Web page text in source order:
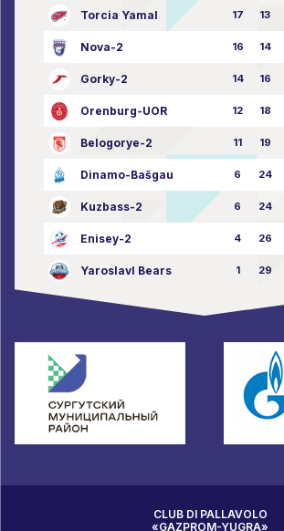
Torcia Yamal 17 13
Nova-2 16 14
Gorky-2 14 16
Orenburg-UOR 12 18
Belogorye-2 11 19
Dinamo-Bašgau 6 24
Kuzbass-2 6 24
Enisey-2 4 26
Yaroslavl Bears 1 29
CLUB DI PALLAVOLO
«GAZPROM-YUGRA»